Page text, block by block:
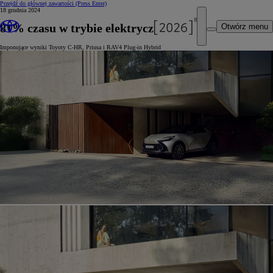
Przejdź do głównej zawartości (Press Enter)
Otwórz menu
18 grudnia 2024
81% czasu w trybie elektrycznym
Imponujące wyniki Toyoty C-HR, Priusa i RAV4 Plug-in Hybrid